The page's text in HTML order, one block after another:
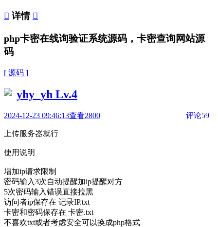
 详情 
php卡密在线询验证系统源码，卡密查询网站源
码
[ 源码 ]
yhy_yh Lv.4
2024-12-23 09:46:13查看2800 评论59
上传服务器就行
使用说明
增加ip请求限制
密码输入3次自动提醒加ip提醒对方
5次密码输入错误直接拉黑
访问者ip保存在 记录IP.txt
卡密和密码保存在 卡密.txt
不喜欢txt或者考虑安全可以换成php格式